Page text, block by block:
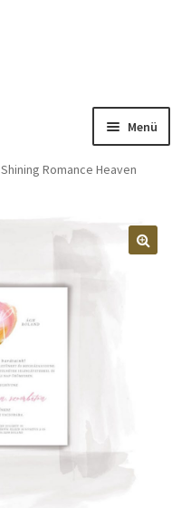
Menü
Shining Romance Heaven